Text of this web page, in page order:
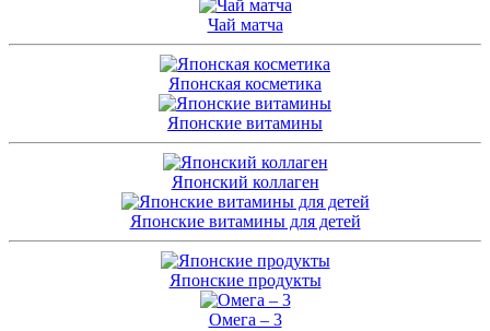
Чай матча
Японская косметика
Японские витамины
Японский коллаген
Японские витамины для детей
Японские продукты
Омега – 3